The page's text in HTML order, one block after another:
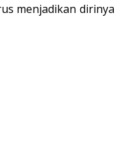
menjadikan dirinya